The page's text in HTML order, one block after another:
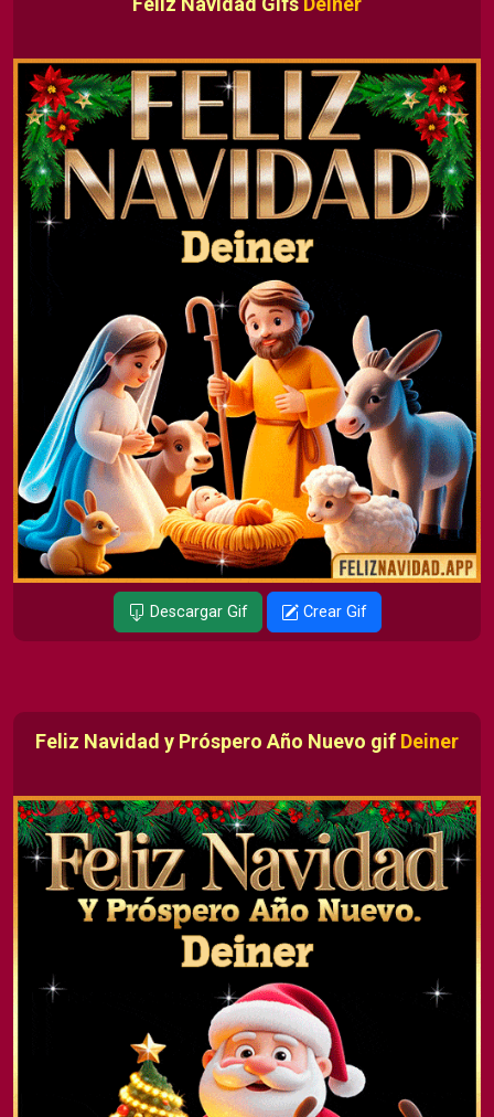
Descargar Gif Crear Gif
Feliz Navidad y Próspero Año Nuevo gif Deiner